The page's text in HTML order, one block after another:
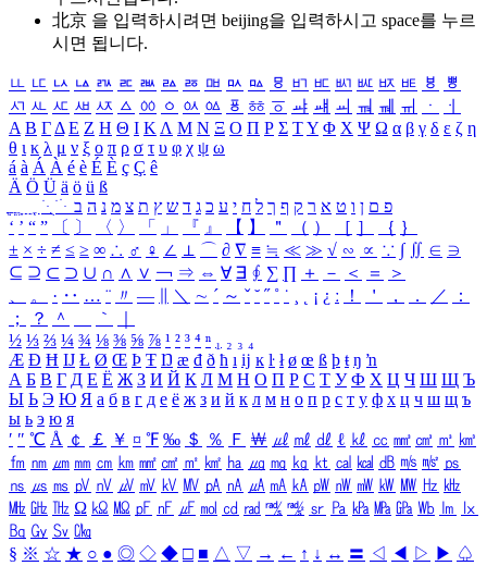
北京 을 입력하시려면 beijing을 입력하시고 space를 누르
시면 됩니다.
ㅥ ㅦ ㅧ ㅨ ㅩ ㅪ ㅫ ㅬ ㅭ ㅮ ㅯ ㅰ ㅱ ㅲ ㅳ ㅴ ㅵ ㅶ ㅷ ㅸ
ㅹ
ㅺ ㅻ ㅼ ㅽ ㅾ ㅿ ㆀ ㆁ ㆂ ㆃ ㆄ ㆅ ㆆ ㆇ ㆈ ㆉ ㆊ ㆋ ㆌ ㆍ
ㆎ
Α Β ΓΔ Ε Ζ Η Θ Ι ΚΛ Μ Ν Ξ Ο Π Ρ Σ ΤΥ Φ Χ Ψ Ω α β γ δ ε ζ η
θ ι κ λ μ ν ξ ο π ρ σ τ υ φ χ ψ ω
á à Á À é è É È ç Ç ê
Ä Ö Ü ä ö ü ß
ִֶֹ ֻּ ׁׂ פ ם ן ו ט א ר ק ף ך ל ח י ע כ ג ד ש ץ ת צ מ נ ה ב
‘ ’ “ ” 〔 〕 〈 〉 「 」 『 』 【 】 ＂ （ ） ［ ］ ｛ ｝
± × ÷ ≠ ≤ ≥ ∞ ∴ ♂ ♀ ∠ ⊥ ⌒ ∂ ∇ ≡ ≒ ≪ ≫ √ ∽ ∝ ∵ ∫ ∬ ∈ ∋
⊆ ⊇ ⊂ ⊃ ∪ ∩ ∧ ∨ ￢ ⇒ ⇔ ∀ ∃ ∮ ∑ ∏ ＋ － ＜ ＝
＞
、
。 · ‥ … ¨ 〃 ― ＼ ∼ ´ ～ ˇ ˘ ˝ ˚ ˙ ¸ ¡ ¿ ː ！ ＇ ， ． ／
：
；
？ ＾ ｀
½ ⅓ ⅔ ¼ ¾ ⅛ ⅜ ⅝ ⅞ ¹ ² ³ ⁴ ⁿ ₁ ₂ ₃ ₄
Æ Ð Ħ Ĳ Ł Ø Œ Þ Ŧ Ŋ æ đ ð ħ ı ĳ ĸ ŀ ł ø œ ß þ ŧ ŋ ŉ
А Б В Г Д Е Ё Ж З И Й К Л М Н О П Р С Т У Ф Х Ц Ч Ш Щ Ъ
Ы Ь Э Ю Я а б в г д е ё ж з и й к л м н о п р с т у ф х ц ч ш щ ъ
ы ь э ю я
′ ″ ℃ Å ￠ ￡ ￥ ¤ ℉ ‰ ＄ ％ Ｆ ￦ ㎕ ㎖ ㎗ ℓ ㎘ ㏄ ㎣ ㎤ ㎥ ㎦
㎙ ㎚ ㎛ ㎜ ㎝ ㎞ ㎟ ㎠ ㎡ ㎢ ㏊ ㎍ ㎎ ㎏ ㏏ ㎈ ㎉ ㏈ ㎧ ㎨ ㎰
㎱ ㎲ ㎳ ㎴ ㎵ ㎶ ㎷ ㎸ ㎹ ㎀ ㎁ ㎂ ㎃ ㎄ ㎺ ㎻ ㎽ ㎾ ㎿ ㎐ ㎑
㎒ ㎓ ㎔ Ω ㏀ ㏁ ㎊ ㎋ ㎌ ㏖ ㏅ ㎭ ㎮ ㎯ ㏛ ㎩ ㎪ ㎫ ㎬ ㏝ ㏐
㏓
㏃ ㏉ ㏜ ㏆
§ ※ ☆ ★ ○ ● ◎ ◇ ◆ □ ■ △ ▽ → ← ↑ ↓ ↔ 〓 ◁ ◀ ▷ ▶ ♤